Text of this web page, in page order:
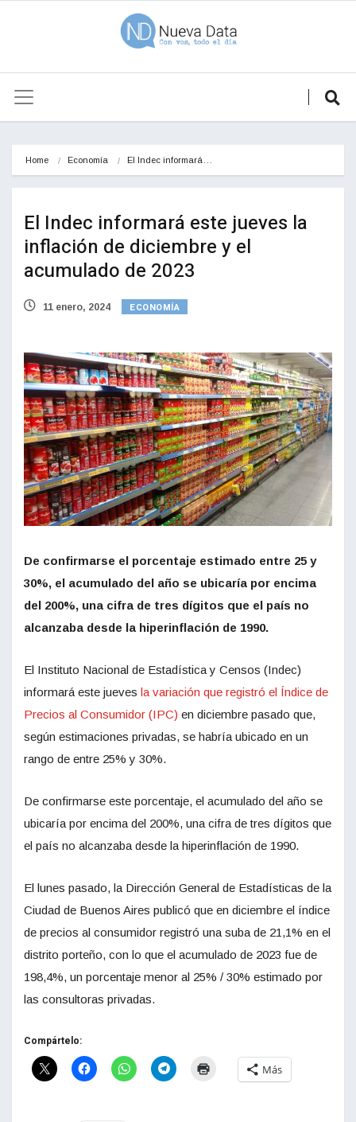
Home Economía El Indec informará…
El Indec informará este jueves la
inflación de diciembre y el
acumulado de 2023
11 enero, 2024 ECONOMÍA
De confirmarse el porcentaje estimado entre 25 y
30%, el acumulado del año se ubicaría por encima
del 200%, una cifra de tres dígitos que el país no
alcanzaba desde la hiperinflación de 1990.
El Instituto Nacional de Estadística y Censos (Indec)
informará este jueves la variación que registró el Índice de
Precios al Consumidor (IPC) en diciembre pasado que,
según estimaciones privadas, se habría ubicado en un
rango de entre 25% y 30%.
De confirmarse este porcentaje, el acumulado del año se
ubicaría por encima del 200%, una cifra de tres dígitos que
el país no alcanzaba desde la hiperinflación de 1990.
El lunes pasado, la Dirección General de Estadísticas de la
Ciudad de Buenos Aires publicó que en diciembre el índice
de precios al consumidor registró una suba de 21,1% en el
distrito porteño, con lo que el acumulado de 2023 fue de
198,4%, un porcentaje menor al 25% / 30% estimado por
las consultoras privadas.
Compártelo:
Más